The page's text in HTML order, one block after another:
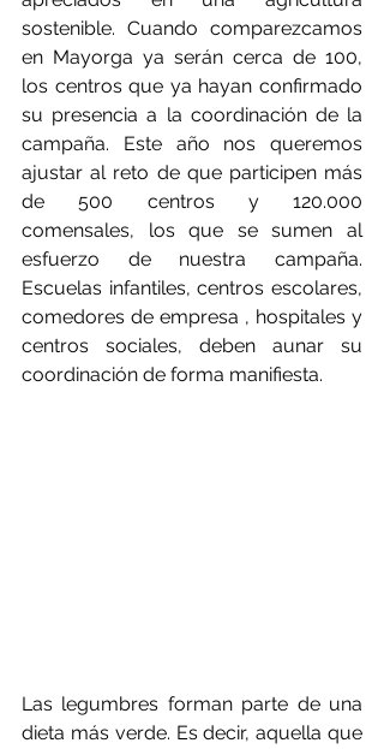
sostenible. Cuando comparezcamos
en Mayorga ya serán cerca de 100,
los centros que ya hayan confirmado
su presencia a la coordinación de la
campaña. Este año nos queremos
ajustar al reto de que participen más
de 500 centros y 120.000
comensales, los que se sumen al
esfuerzo de nuestra campaña.
Escuelas infantiles, centros escolares,
comedores de empresa , hospitales y
centros sociales, deben aunar su
coordinación de forma manifiesta.
Las legumbres forman parte de una
dieta más verde. Es decir, aquella que